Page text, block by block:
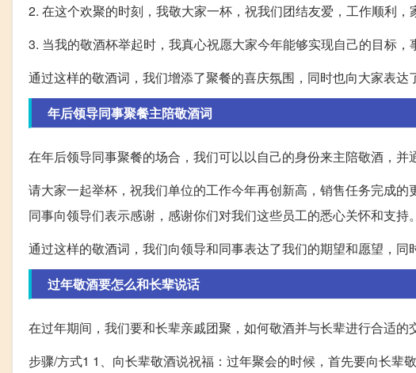
2. 在这个欢聚的时刻，我敬大家一杯，祝我们团结友爱，工作顺利，
3. 当我的敬酒杯举起时，我真心祝愿大家今年能够实现自己的目标，
通过这样的敬酒词，我们增添了聚餐的喜庆氛围，同时也向大家表达
年后领导同事聚餐主陪敬酒词
在年后领导同事聚餐的场合，我们可以以自己的身份来主陪敬酒，并
请大家一起举杯，祝我们单位的工作今年再创新高，销售任务完成
同事向领导们表示感谢，感谢你们对我们这些员工的悉心关怀和支持。
通过这样的敬酒词，我们向领导和同事表达了我们的期望和愿望，同
过年敬酒要怎么和长辈说话
在过年期间，我们要和长辈亲戚团聚，如何敬酒并与长辈进行合适的
步骤/方式1 1、向长辈敬酒说祝福：过年聚会的时候，首先要向长辈